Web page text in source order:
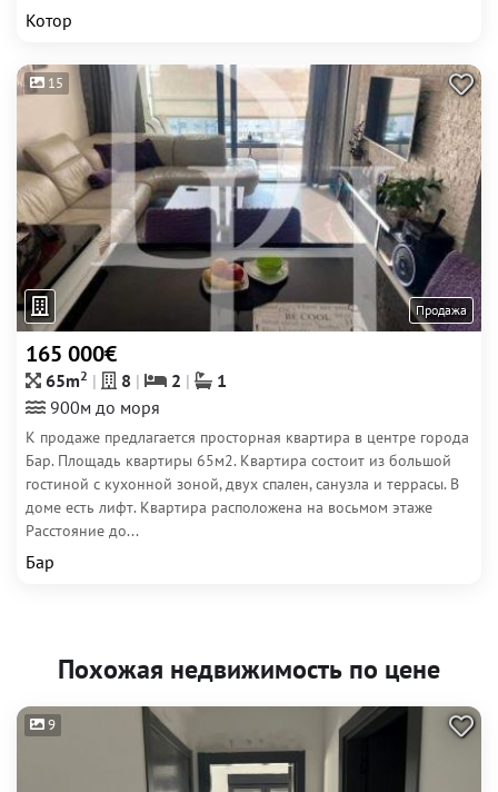
Котор
15
Продажа
165 000€
65m2 8 2
1
900м до моря
К продаже предлагается просторная квартира в центре города
Бар. Площадь квартиры 65м2. Квартира состоит из большой
гостиной с кухонной зоной, двух спален, санузла и террасы. В
доме есть лифт. Квартира расположена на восьмом этаже
Расстояние до...
Бар
Похожая недвижимость по цене
9